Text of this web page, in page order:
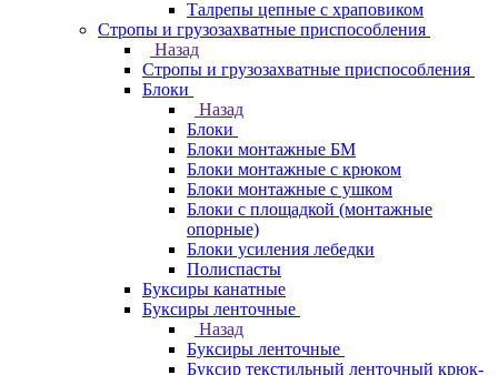
Талрепы цепные с храповиком
Стропы и грузозахватные приспособления
Назад
Стропы и грузозахватные приспособления
Блоки
Назад
Блоки
Блоки монтажные БМ
Блоки монтажные с крюком
Блоки монтажные с ушком
Блоки с площадкой (монтажные
опорные)
Блоки усиления лебедки
Полиспасты
Буксиры канатные
Буксиры ленточные
Назад
Буксиры ленточные
Буксир текстильный ленточный крюк-